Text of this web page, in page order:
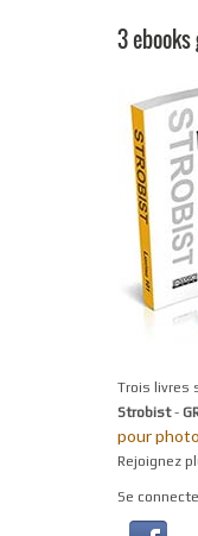
3
Trois livres
Strobist-
pour
Rejoignez
Se